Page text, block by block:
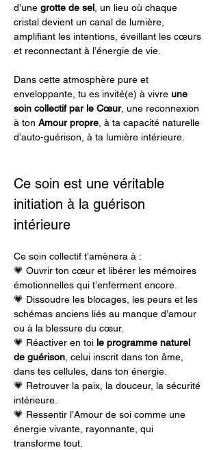
d’une grotte de sel , un lieu où chaque
cristal devient un canal de lumière,
amplifiant les intentions, éveillant les cœurs
et reconnectant à l’énergie de vie.
Dans cette atmosphère pure et
enveloppante, tu es invité(e) à vivre une
soin collectif par le Cœur, une reconnexion
à ton Amour propre , à ta capacité naturelle
d’auto-guérison, à ta lumière intérieure.
Ce soin est une véritable
initiation à la guérison
intérieure
Ce soin collectif t’amènera à :
💗 Ouvrir ton cœur et libérer les mémoires
émotionnelles qui t’enferment encore.
💗 Dissoudre les blocages, les peurs et les
schémas anciens liés au manque d’amour
ou à la blessure du cœur.
💗 Réactiver en toi le programme naturel
de guérison , celui inscrit dans ton âme,
dans tes cellules, dans ton énergie.
💗 Retrouver la paix, la douceur, la sécurité
intérieure.
💗 Ressentir l’Amour de soi comme une
énergie vivante, rayonnante, qui
transforme tout.